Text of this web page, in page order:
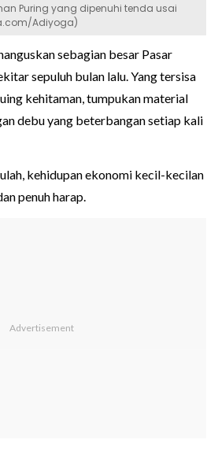
Puring yang dipenuhi tenda usai
Adiyoga)
sebagian besar Pasar
sepuluh bulan lalu. Yang tersisa
kehitaman, tumpukan material
debu yang beterbangan setiap kali
kehidupan ekonomi kecil-kecilan
penuh harap.